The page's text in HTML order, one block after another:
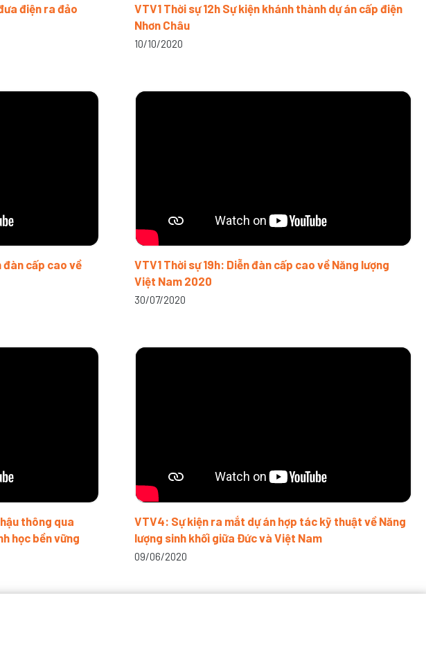
điện ra đảo
VTV1 Thời sự 12h Sự kiện khánh thành dự án cấp điện
Nhơn Châu
10/10/2020
đàn cấp cao về
VTV1 Thời sự 19h: Diễn đàn cấp cao về Năng lượng
Việt Nam 2020
30/07/2020
thông qua
học bền vững
VTV4: Sự kiện ra mắt dự án hợp tác kỹ thuật về Năng
lượng sinh khối giữa Đức và Việt Nam
09/06/2020